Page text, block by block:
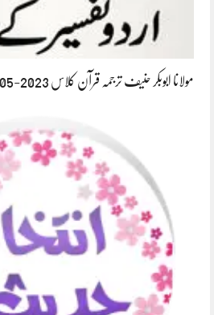
مولانا ابوبکر حنیف ترجمہ قرآن کلاس 2023-05-01